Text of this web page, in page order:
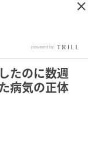
たのに数週
病気の正体